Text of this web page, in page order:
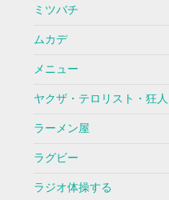
ミツバチ
ムカデ
メニュー
ヤクザ・テロリスト・狂人
ラーメン屋
ラグビー
ラジオ体操する